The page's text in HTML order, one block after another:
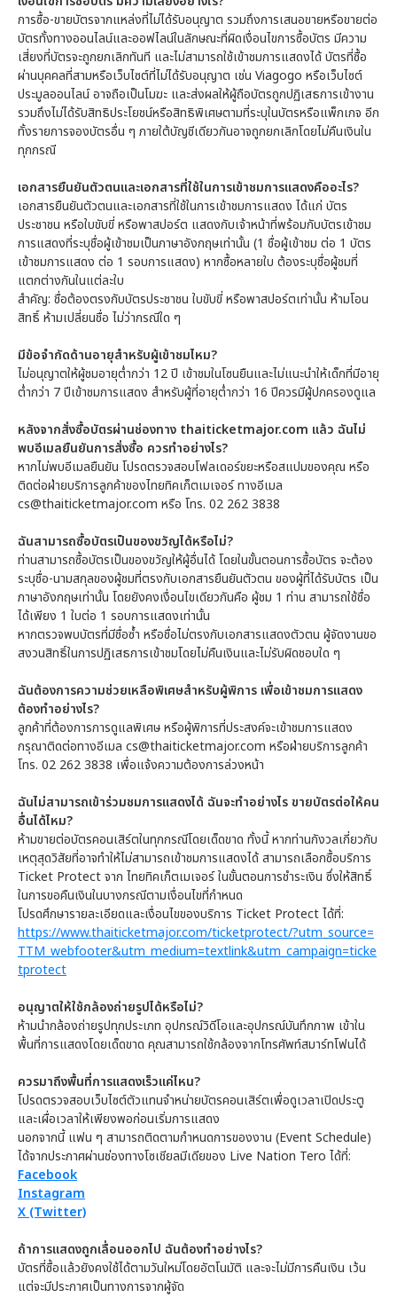
การซื้อ-ขายบัตรจากแหล่งที่ไม่ได้รับอนุญาต รวมถึงการเสนอขายหรือขายต่อ
บัตรทั้งทางออนไลน์และออฟไลน์ในลักษณะที่ผิดเงื่อนไขการซื้อบัตร มีความ
เสี่ยงที่บัตรจะถูกยกเลิกทันที และไม่สามารถใช้เข้าชมการแสดงได้ บัตรที่ซื้อ
ผ่านบุคคลที่สามหรือเว็บไซต์ที่ไม่ได้รับอนุญาต เช่น Viagogo หรือเว็บไซต์
ประมูลออนไลน์ อาจถือเป็นโมฆะ และส่งผลให้ผู้ถือบัตรถูกปฏิเสธการเข้างาน
รวมถึงไม่ได้รับสิทธิประโยชน์หรือสิทธิพิเศษตามที่ระบุในบัตรหรือแพ็กเกจ อีก
ทั้งรายการจองบัตรอื่น ๆ ภายใต้บัญชีเดียวกันอาจถูกยกเลิกโดยไม่คืนเงินใน
ทุกกรณี
เอกสารยืนยันตัวตนและเอกสารที่ใช้ในการเข้าชมการแสดงคืออะไร?
เอกสารยืนยันตัวตนและเอกสารที่ใช้ในการเข้าชมการแสดง ได้แก่ บัตร
ประชาชน หรือใบขับขี่ หรือพาสปอร์ต แสดงกับเจ้าหน้าที่พร้อมกับบัตรเข้าชม
การแสดงที่ระบุชื่อผู้เข้าชมเป็นภาษาอังกฤษเท่านั้น (1 ชื่อผู้เข้าชม ต่อ 1 บัตร
เข้าชมการแสดง ต่อ 1 รอบการแสดง) หากซื้อหลายใบ ต้องระบุชื่อผู้ชมที่
แตกต่างกันในแต่ละใบ
สำคัญ: ชื่อต้องตรงกับบัตรประชาชน ใบขับขี่ หรือพาสปอร์ตเท่านั้น ห้ามโอน
สิทธิ์ ห้ามเปลี่ยนชื่อ ไม่ว่ากรณีใด ๆ
มีข้อจำกัดด้านอายุสำหรับผู้เข้าชมไหม?
ไม่อนุญาตให้ผู้ชมอายุต่ำกว่า 12 ปี เข้าชมในโซนยืนและไม่แนะนำให้เด็กที่มีอายุ
ต่ำกว่า 7 ปีเข้าชมการแสดง สำหรับผู้ที่อายุต่ำกว่า 16 ปีควรมีผู้ปกครองดูแล
หลังจากสั่งซื้อบัตรผ่านช่องทาง thaiticketmajor.com แล้ว ฉันไม่
พบอีเมลยืนยันการสั่งซื้อ ควรทำอย่างไร?
หากไม่พบอีเมลยืนยัน โปรดตรวจสอบโฟลเดอร์ขยะหรือสแปมของคุณ หรือ
ติดต่อฝ่ายบริการลูกค้าของไทยทิคเก็ตเมเจอร์ ทางอีเมล
cs@thaiticketmajor.com หรือ โทร. 02 262 3838
ฉันสามารถซื้อบัตรเป็นของขวัญได้หรือไม่?
ท่านสามารถซื้อบัตรเป็นของขวัญให้ผู้อื่นได้ โดยในขั้นตอนการซื้อบัตร จะต้อง
ระบุชื่อ-นามสกุลของผู้ชมที่ตรงกับเอกสารยืนยันตัวตน ของผู้ที่ได้รับบัตร เป็น
ภาษาอังกฤษเท่านั้น โดยยังคงเงื่อนไขเดียวกันคือ ผู้ชม 1 ท่าน สามารถใช้ชื่อ
ได้เพียง 1 ใบต่อ 1 รอบการแสดงเท่านั้น
หากตรวจพบบัตรที่มีชื่อซ้ำ หรือชื่อไม่ตรงกับเอกสารแสดงตัวตน ผู้จัดงานขอ
สงวนสิทธิ์ในการปฏิเสธการเข้าชมโดยไม่คืนเงินและไม่รับผิดชอบใด ๆ
ฉันต้องการความช่วยเหลือพิเศษสำหรับผู้พิการ เพื่อเข้าชมการแสดง
ต้องทำอย่างไร?
ลูกค้าที่ต้องการการดูแลพิเศษ หรือผู้พิการที่ประสงค์จะเข้าชมการแสดง
กรุณาติดต่อทางอีเมล cs@thaiticketmajor.com หรือฝ่ายบริการลูกค้า
โทร. 02 262 3838 เพื่อแจ้งความต้องการล่วงหน้า
ฉันไม่สามารถเข้าร่วมชมการแสดงได้ ฉันจะทำอย่างไร ขายบัตรต่อให้คน
อื่นได้ไหม?
ห้ามขายต่อบัตรคอนเสิร์ตในทุกกรณีโดยเด็ดขาด ทั้งนี้ หากท่านกังวลเกี่ยวกับ
เหตุสุดวิสัยที่อาจทำให้ไม่สามารถเข้าชมการแสดงได้ สามารถเลือกซื้อบริการ
Ticket Protect จาก ไทยทิคเก็ตเมเจอร์ ในขั้นตอนการชำระเงิน ซึ่งให้สิทธิ์
ในการขอคืนเงินในบางกรณีตามเงื่อนไขที่กำหนด
โปรดศึกษารายละเอียดและเงื่อนไขของบริการ Ticket Protect ได้ที่:
https://www.thaiticketmajor.com/ticketprotect/?utm_source=
TTM_webfooter&utm_medium=textlink&utm_campaign=ticke
tprotect
อนุญาตให้ใช้กล้องถ่ายรูปได้หรือไม่?
ห้ามนำกล้องถ่ายรูปทุกประเภท อุปกรณ์วิดีโอและอุปกรณ์บันทึกภาพ เข้าใน
พื้นที่การแสดงโดยเด็ดขาด คุณสามารถใช้กล้องจากโทรศัพท์สมาร์ทโฟนได้
ควรมาถึงพื้นที่การแสดงเร็วแค่ไหน?
โปรดตรวจสอบเว็บไซต์ตัวแทนจำหน่ายบัตรคอนเสิร์ตเพื่อดูเวลาเปิดประตู
และเผื่อเวลาให้เพียงพอก่อนเริ่มการแสดง
นอกจากนี้ แฟน ๆ สามารถติดตามกำหนดการของงาน (Event Schedule)
ได้จากประกาศผ่านช่องทางโซเชียลมีเดียของ Live Nation Tero ได้ที่:
Facebook
Instagram
X (Twitter)
ถ้าการแสดงถูกเลื่อนออกไป ฉันต้องทำอย่างไร?
บัตรที่ซื้อแล้วยังคงใช้ได้ตามวันใหม่โดยอัตโนมัติ และจะไม่มีการคืนเงิน เว้น
แต่จะมีประกาศเป็นทางการจากผู้จัด